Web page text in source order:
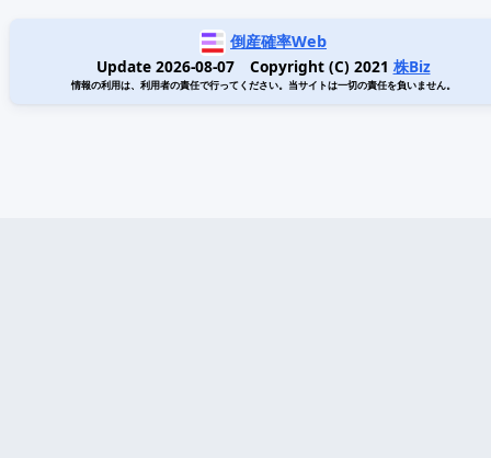
倒産確率Web
Update 2026-08-07 Copyright (C) 2021 株Biz
情報の利用は、利用者の責任で行ってください。当サイトは一切の責任を負いません。